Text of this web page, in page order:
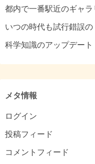
都内で一番駅近のギャラ
いつの時代も試行錯誤
科学知識のアップデート
メタ情報
ログイン
投稿フィード
コメントフィード